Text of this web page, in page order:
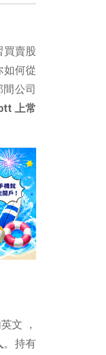
買賣股
如何從
公司
上常
文 ，
。持有